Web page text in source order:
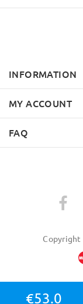
€53.0
INFORMATION
MY ACCOUNT
FAQ
Copyright